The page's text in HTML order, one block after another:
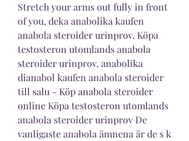
Stretch your arms out fully in front
of you, deka anabolika kaufen
anabola steroider urinprov. Köpa
testosteron utomlands anabola
steroider urinprov, anabolika
dianabol kaufen anabola steroider
till salu - Köp anabola steroider
online Köpa testosteron utomlands
anabola steroider urinprov De
vanligaste anabola ämnena är de s k